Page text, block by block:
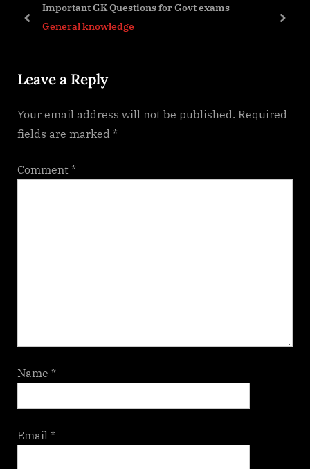
s
s
:
Important GK Questions for Govt exams
General knowledge
prev next
Leave a Reply
Your email address will not be published. Required
fields are marked *
Comment *
Name *
Email *